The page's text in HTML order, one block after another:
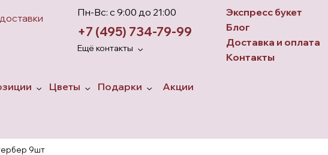
Пн-Вс: с 9:00 до 21:00
+7 (495) 734-79-99
Ещё контакты
Экспресс букет
Блог
Доставка и оплата
Контакты
ящике
Цветы
Пионы
Подарки
Игрушки
Акции
9шт